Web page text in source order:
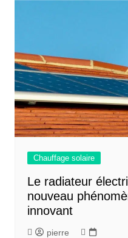
Chauffage solaire
Le radiateur
nouveau
innovant
pierre